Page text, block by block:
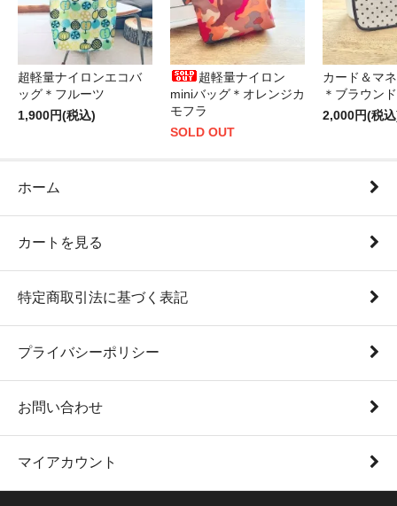
超軽量ナイロンエコバ
ッグ＊フルーツ
1,900円(税込)
超軽量ナイロン
miniバッグ＊オレンジカ
モフラ
SOLD OUT
カード＆マ
＊ブラウン
2,000円(税
ホーム
カートを見る
特定商取引法に基づく表記
プライバシーポリシー
お問い合わせ
マイアカウント